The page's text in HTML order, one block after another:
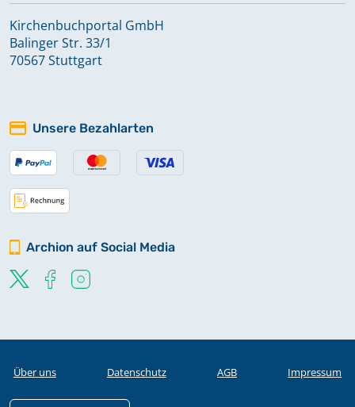
Taufen 1848-1868
Taufen 1868-1880
Taufen 1881-1891
Taufen 1892-1905
Kirchenbuchportal GmbH
Balinger Str. 33/1
70567 Stuttgart
Unsere Bezahlarten
Archion auf Social Media
Über uns Datenschutz AGB Impressum